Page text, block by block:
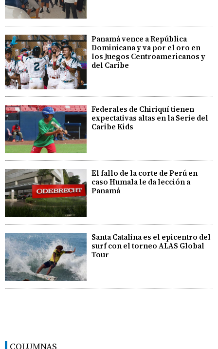
Panamá vence a República
Dominicana y va por el oro en
los Juegos Centroamericanos y
del Caribe
Federales de Chiriquí tienen
expectativas altas en la Serie del
Caribe Kids
El fallo de la corte de Perú en
caso Humala le da lección a
Panamá
Santa Catalina es el epicentro del
surf con el torneo ALAS Global
Tour
COLUMNAS